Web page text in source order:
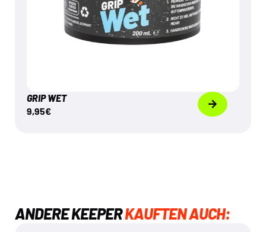
GRIP WET
9,95€
ANDERE KEEPERKAUFTEN AUCH: